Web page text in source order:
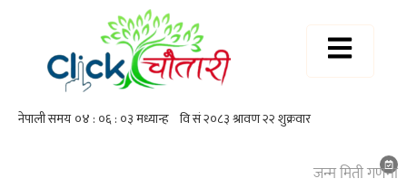
जन्म मिती गणना